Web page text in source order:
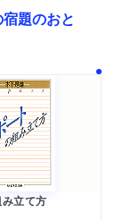
題のおと
立て方